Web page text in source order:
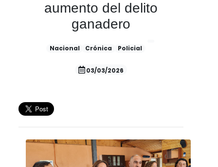
aumento del delito
ganadero
Nacional Crónica Policial
03/03/2026